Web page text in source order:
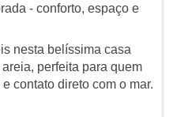
- conforto, espaço e
nesta belíssima casa
perfeita para quem
contato direto com o mar.